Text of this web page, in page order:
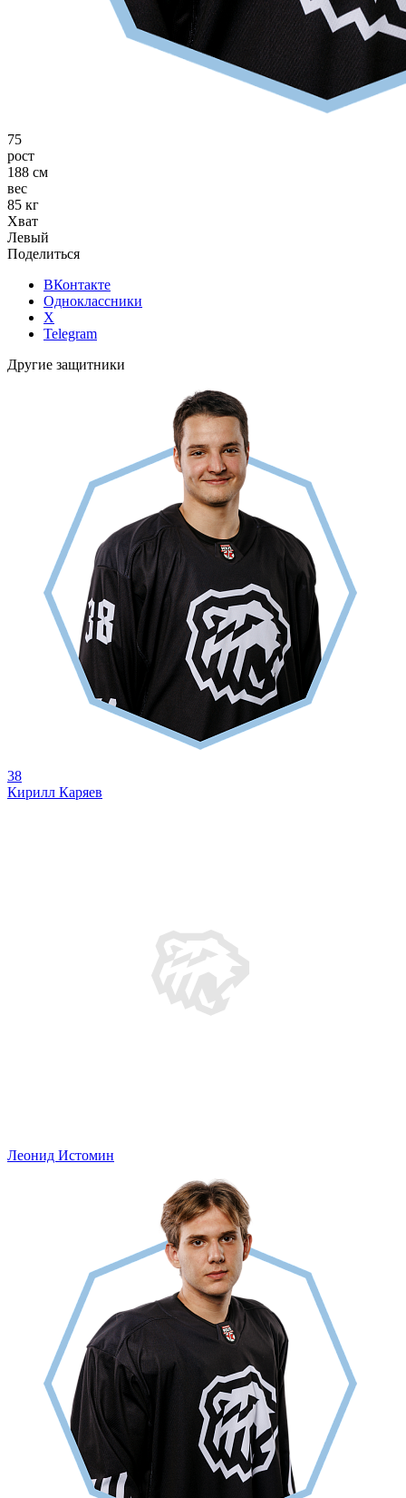
75
рост
188 см
вес
85 кг
Хват
Левый
Поделиться
ВКонтакте
Одноклассники
X
Telegram
Другие защитники
38
Кирилл Каряев
Леонид Истомин